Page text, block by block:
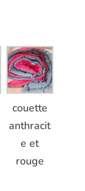
couette
anthracit
e et
rouge